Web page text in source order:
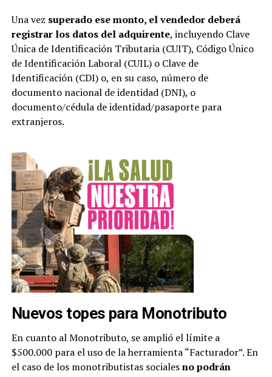
Una vez superado ese monto, el vendedor deberá
registrar los datos del adquirente, incluyendo Clave
Única de Identificación Tributaria (CUIT), Código Único
de Identificación Laboral (CUIL) o Clave de
Identificación (CDI) o, en su caso, número de
documento nacional de identidad (DNI), o
documento/cédula de identidad/pasaporte para
extranjeros.
Nuevos topes para Monotributo
En cuanto al Monotributo, se amplió el límite a
$500.000 para el uso de la herramienta “Facturador”. En
el caso de los monotributistas socialesno podrán